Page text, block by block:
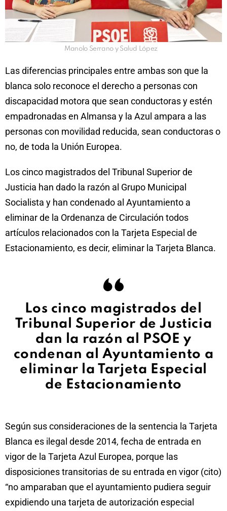
Manolo Serrano y Salud López
Las diferencias principales entre ambas son que la
blanca solo reconoce el derecho a personas con
discapacidad motora que sean conductoras y estén
empadronadas en Almansa y la Azul ampara a las
personas con movilidad reducida, sean conductoras o
no, de toda la Unión Europea.
Los cinco magistrados del Tribunal Superior de
Justicia han dado la razón al Grupo Municipal
Socialista y han condenado al Ayuntamiento a
eliminar de la Ordenanza de Circulación todos
artículos relacionados con la Tarjeta Especial de
Estacionamiento, es decir, eliminar la Tarjeta Blanca.
Los cinco magistrados del
Tribunal Superior de Justicia
dan la razón al PSOE y
condenan al Ayuntamiento a
eliminar la Tarjeta Especial
de Estacionamiento
Según sus consideraciones de la sentencia la Tarjeta
Blanca es ilegal desde 2014, fecha de entrada en
vigor de la Tarjeta Azul Europea, porque las
disposiciones transitorias de su entrada en vigor (cito)
“no amparaban que el ayuntamiento pudiera seguir
expidiendo una tarjeta de autorización especial